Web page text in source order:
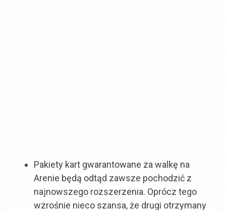
Pakiety kart gwarantowane za walkę na
Arenie będą odtąd zawsze pochodzić z
najnowszego rozszerzenia. Oprócz tego
wzrośnie nieco szansa, że drugi otrzymany